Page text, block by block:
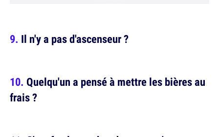
Il n'y a pas d'ascenseur ?
Quelqu'un a pensé à mettre les bières au
frais ?